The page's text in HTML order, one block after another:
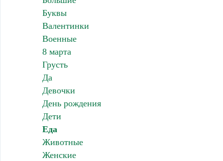
Буквы
Валентинки
Военные
8 марта
Грусть
Да
Девочки
День рождения
Дети
Еда
Животные
Женские